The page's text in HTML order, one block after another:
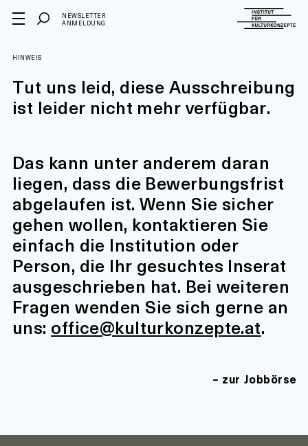
NEWSLETTER
ANMELDUNG
HINWEIS
Tut uns leid, diese Ausschreibung
ist leider nicht mehr verfügbar.
Das kann unter anderem daran
liegen, dass die Bewerbungsfrist
abgelaufen ist. Wenn Sie sicher
gehen wollen, kontaktieren Sie
einfach die Institution oder
Person, die Ihr gesuchtes Inserat
ausgeschrieben hat. Bei weiteren
Fragen wenden Sie sich gerne an
uns: office@kulturkonzepte.at.
zur Jobbörse